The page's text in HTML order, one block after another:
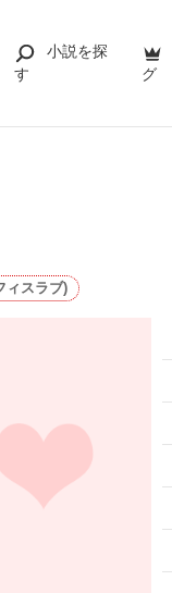
小説を探
す
グ
ィスラブ)